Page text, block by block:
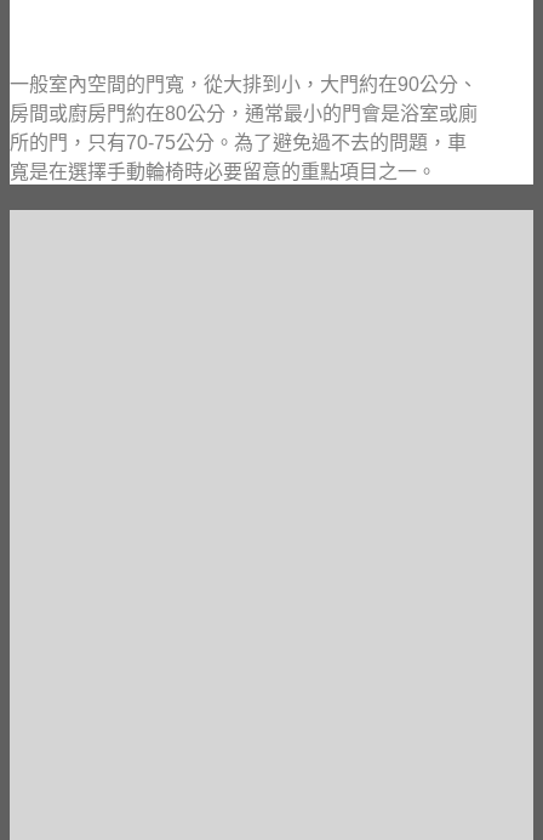
一般室內空間的門寬，從大排到小，大門約在90公分、
房間或廚房門約在80公分，通常最小的門會是浴室或廁
所的門，只有70-75公分。為了避免過不去的問題，車
寬是在選擇手動輪椅時必要留意的重點項目之一。